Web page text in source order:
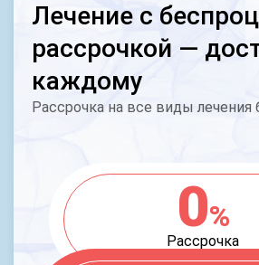
Лечение с
рассрочкой —
каждому
Рассрочка на все виды лечения
0%
Рассрочка